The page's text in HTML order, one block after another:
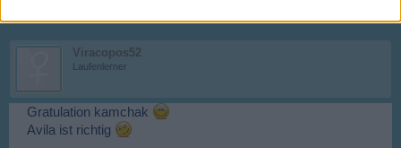
Viracopos52
Laufenlerner
Gratulation kamchak
Avila ist richtig